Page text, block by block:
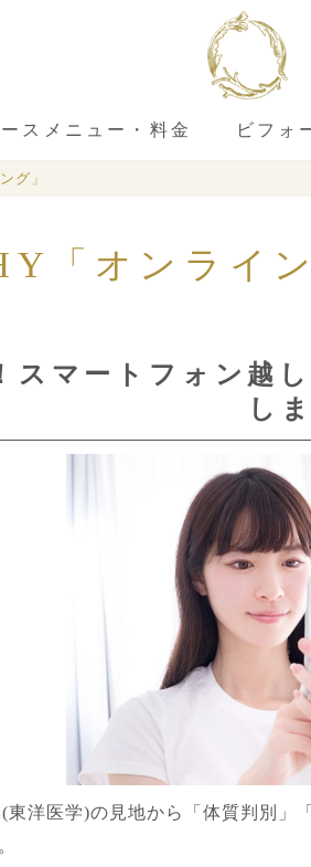
スメニュー・料金 ビフォ
グ」
「オンライ
スマートフォン越
し
洋医学)の見地から「体質判別」